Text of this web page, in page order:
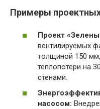
Примеры
Проект
вентилируемых
толщиной 150
теплопотери на
стенами.
насосом: